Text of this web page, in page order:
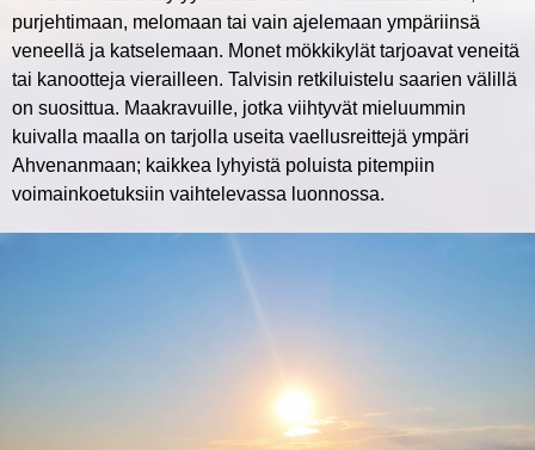
purjehtimaan, melomaan tai vain ajelemaan ympäriinsä
veneellä ja katselemaan. Monet mökkikylät tarjoavat veneitä
tai kanootteja vierailleen. Talvisin retkiluistelu saarien välillä
on suosittua. Maakravuille, jotka viihtyvät mieluummin
kuivalla maalla on tarjolla useita vaellusreittejä ympäri
Ahvenanmaan; kaikkea lyhyistä poluista pitempiin
voimainkoetuksiin vaihtelevassa luonnossa.